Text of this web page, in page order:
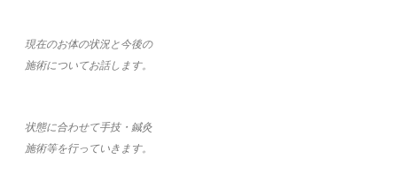
現在のお体の状況と今後の
施術についてお話します。
状態に合わせて手技・鍼灸
施術等を行っていきます。